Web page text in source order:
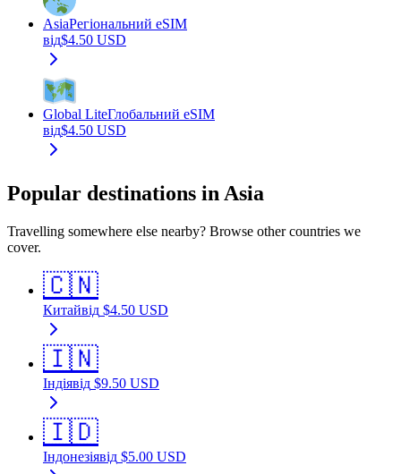
AsiaРегіональний eSIM
від$4.50 USD
Global LiteГлобальний eSIM
від$4.50 USD
Popular destinations in Asia
Travelling somewhere else nearby? Browse other countries we
cover.
🇨🇳
Китайвід $4.50 USD
🇮🇳
Індіявід $9.50 USD
🇮🇩
Індонезіявід $5.00 USD